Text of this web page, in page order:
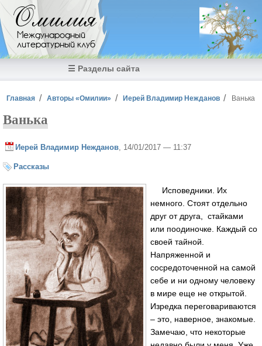
Перейти к основному содержанию
Омилия
Международный
литературный клуб
☰ Разделы сайта
Вы здесь
Главная Авторы «Омилии» Иерей Владимир Нежданов Ванька
Ванька
Иерей Владимир Нежданов , 14/01/2017 — 11:37
Рассказы
Исповедники. Их
немного. Стоят отдельно
друг от друга, стайками
или поодиночке. Каждый со
своей тайной.
Напряженной и
сосредоточенной на самой
себе и ни одному человеку
в мире еще не открытой.
Изредка переговариваются
– это, наверное, знакомые.
Замечаю, что некоторые